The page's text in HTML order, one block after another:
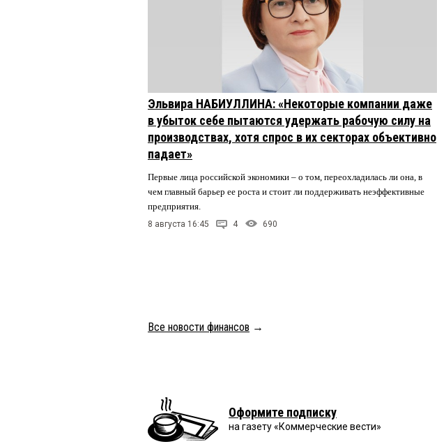
Эльвира НАБИУЛЛИНА: «Некоторые компании даже
в убыток себе пытаются удержать рабочую силу на
производствах, хотя спрос в их секторах объективно
падает»
Первые лица российской экономики – о том, переохладилась ли она, в
чем главный барьер ее роста и стоит ли поддерживать неэффективные
предприятия.
8 августа 16:45 4 690
Все новости финансов →
Оформите подписку
на газету «Коммерческие вести»